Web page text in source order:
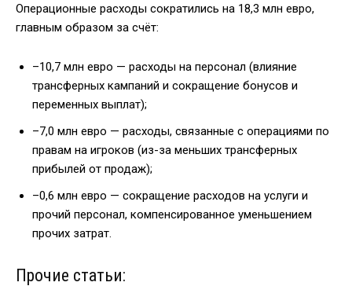
Операционные расходы сократились на 18,3 млн евро,
главным образом за счёт:
–10,7 млн евро — расходы на персонал (влияние
трансферных кампаний и сокращение бонусов и
переменных выплат);
–7,0 млн евро — расходы, связанные с операциями по
правам на игроков (из-за меньших трансферных
прибылей от продаж);
–0,6 млн евро — сокращение расходов на услуги и
прочий персонал, компенсированное уменьшением
прочих затрат.
Прочие статьи: